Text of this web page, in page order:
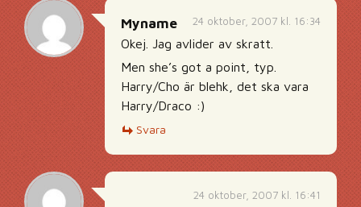
24 oktober, 2007 kl. 16:34
Myname
Okej. Jag avlider av skratt.
Men she’s got a point, typ.
Harry/Cho är blehk, det ska vara
Harry/Draco :)
Svara
24 oktober, 2007 kl. 16:41